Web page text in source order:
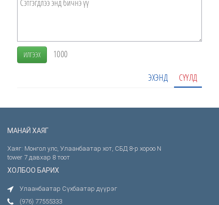
ИЛГЭЭХ 1000
ЭХЭНД СҮҮЛД
МАНАЙ ХАЯГ
Хаяг: Монгол улс, Улаанбаатар хот, СБД 8-р хороо N
tower 7 давхар 8 тоот
ХОЛБОО БАРИХ
Улаанбаатар Сүхбаатар дүүрэг
(976) 77555333